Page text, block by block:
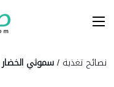
To
نصائح تغذية /سموثي الخضار